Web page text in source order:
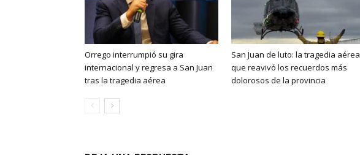
Orrego interrumpió su gira
internacional y regresa a San Juan
tras la tragedia aérea
San Juan de luto: la tragedia aérea
que reavivó los recuerdos más
dolorosos de la provincia